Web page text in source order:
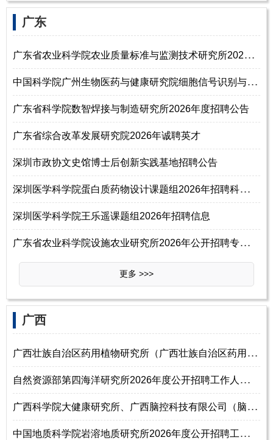
‌‌广东
广
东省农业科学院农业质量标准与监测技术研究所2026年招聘科研辅助人员启事
中
国科学院广州生物医药与健康研究院细胞信号识别与药物调控研究组2026年招
广东省科学院数智焊接与制造研究所2026年度招聘公告
广东省综合改革发展研究院2026年诚聘英才
深圳市政协文史馆博士后创新实践基地招聘公告
深
圳医学科学院蛋白质药物设计课题组2026年招聘科研人员
深圳医学科学院王乐遥课题组2026年招聘信息
广
东省农业科学院设施农业研究所2026年公开招聘专业技术人员公告（第二批）
更多 >>>
‌‌广西
广
西壮族自治区药用植物研究所（广西壮族自治区药用植物园）2026年度公开招
自
然资源部第四海洋研究所2026年度公开招聘工作人员公告（第四批）
广
西科学院大健康研究所、广西脑控科技有限公司（脑机接口东盟实验室）20
中
国地质科学院岩溶地质研究所2026年度公开招聘工作人员公告（第一批）